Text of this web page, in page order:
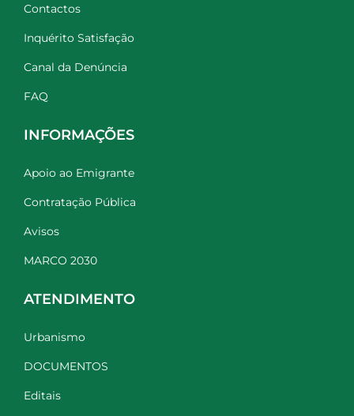
Contactos
Inquérito Satisfação
Canal da Denúncia
FAQ
INFORMAÇÕES
Apoio ao Emigrante
Contratação Pública
Avisos
MARCO 2030
ATENDIMENTO
Urbanismo
DOCUMENTOS
Editais